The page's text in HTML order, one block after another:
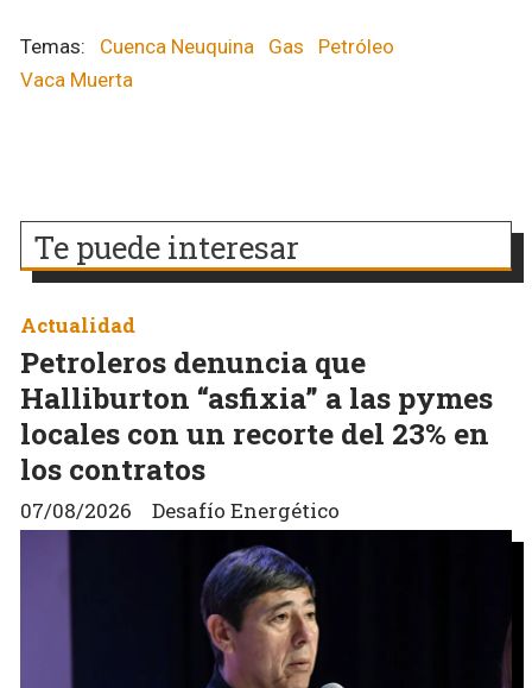
Cuenca Neuquina Gas
Petróleo
Vaca Muerta
Te puede interesar
Petroleros denuncia que
Halliburton “asfixia” a las pymes
locales con un recorte del 23% en
los contratos
Desafío Energético
Actualidad
07/08/2026